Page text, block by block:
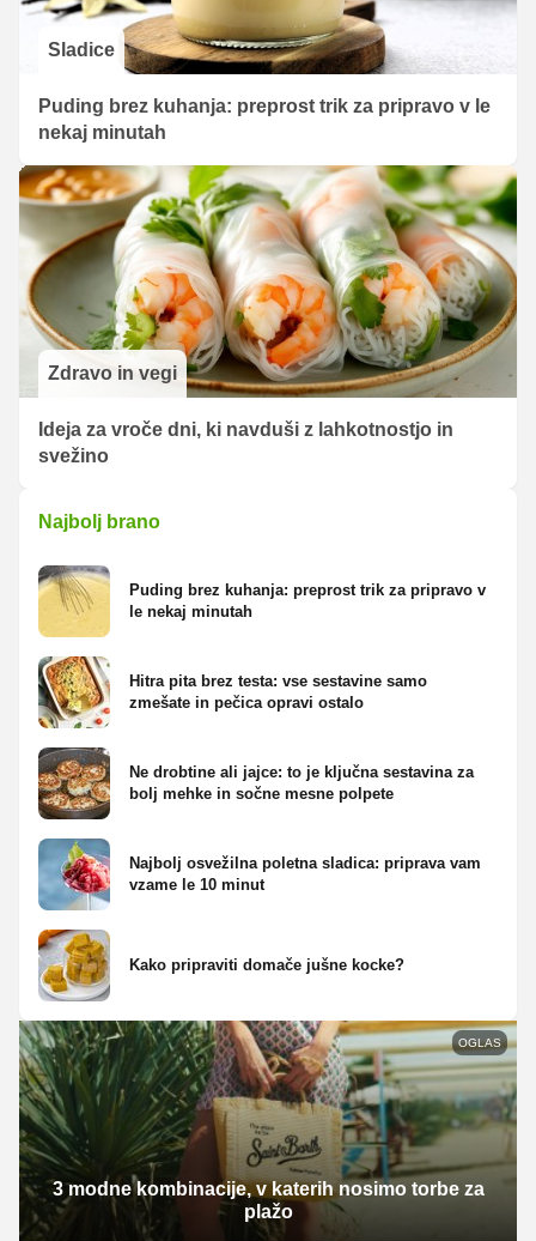
Sladice
Puding brez kuhanja: preprost trik za pripravo v le
nekaj minutah
Zdravo in vegi
Ideja za vroče dni, ki navduši z lahkotnostjo in
svežino
Najbolj brano
Puding brez kuhanja: preprost trik za pripravo v
le nekaj minutah
Hitra pita brez testa: vse sestavine samo
zmešate in pečica opravi ostalo
Ne drobtine ali jajce: to je ključna sestavina za
bolj mehke in sočne mesne polpete
Najbolj osvežilna poletna sladica: priprava vam
vzame le 10 minut
Kako pripraviti domače jušne kocke?
OGLAS
3 modne kombinacije, v katerih nosimo torbe za
plažo